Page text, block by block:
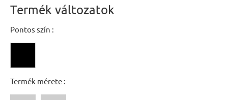
Termék változatok
Pontos szín :
Termék mérete :